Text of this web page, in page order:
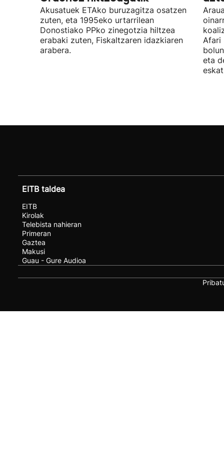
Akusatuek ETAko buruzagitza osatzen
zuten, eta 1995eko urtarrilean
Donostiako PPko zinegotzia hiltzea
erabaki zuten, Fiskaltzaren idazkiaren
arabera.
Afari
eta
EITB taldea
EITB
Kirolak
Telebista nahieran
Primeran
Gaztea
Makusi
Guau - Gure Audioa